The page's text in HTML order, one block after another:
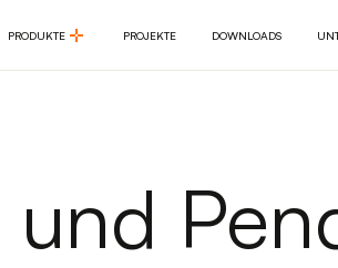
PRODUKTE
PROJEKTE
DOWNLOADS